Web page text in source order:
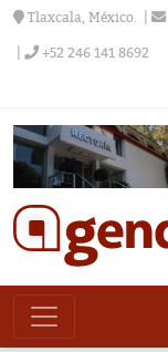
Tlaxcala, México.
+52 246 141 8692